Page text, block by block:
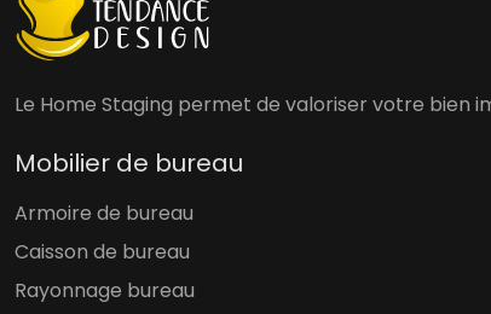
Le Home Staging permet de valoriser votre bien
Mobilier de bureau
Armoire de bureau
Caisson de bureau
Rayonnage bureau